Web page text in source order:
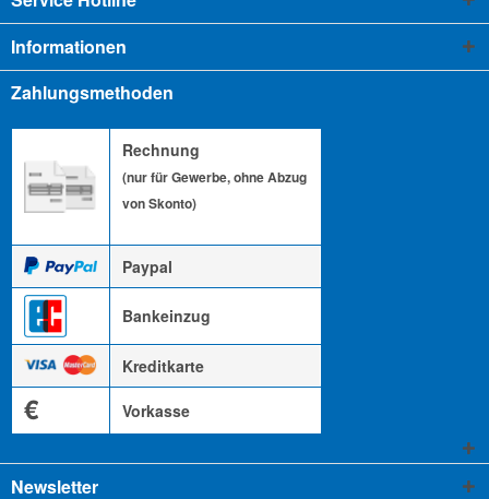
Informationen
Zahlungsmethoden
Rechnung
(nur für Gewerbe, ohne Abzug
von Skonto)
Paypal
Bankeinzug
Kreditkarte
€ Vorkasse
Newsletter